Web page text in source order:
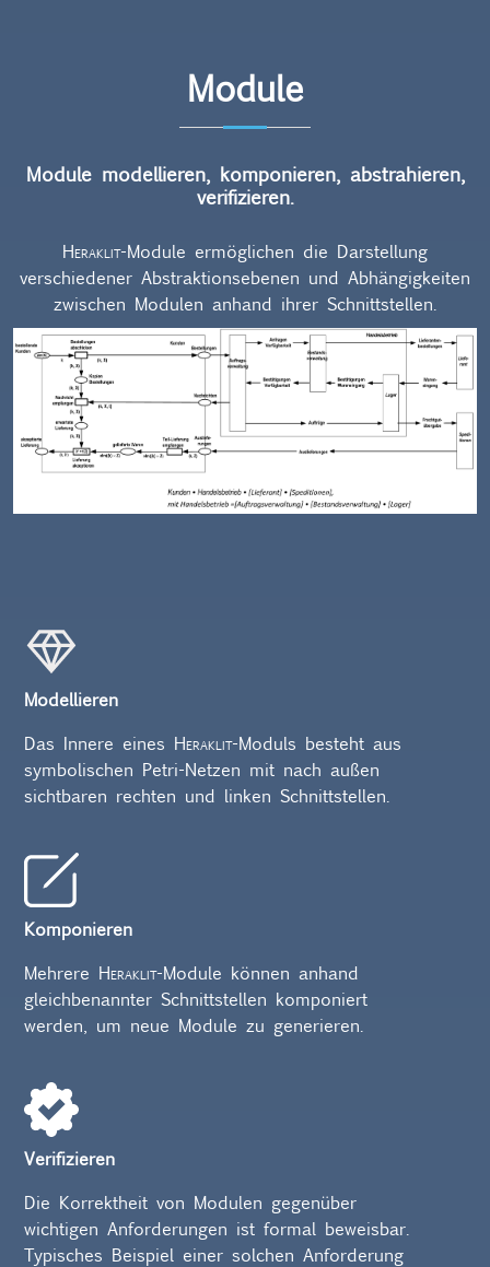
Module
Module modellieren, komponieren, abstrahieren,
verifizieren.
Heraklit-Module ermöglichen die Darstellung
verschiedener Abstraktionsebenen und Abhängigkeiten
zwischen Modulen anhand ihrer Schnittstellen.
Modellieren
Das Innere eines Heraklit-Moduls besteht aus
symbolischen Petri-Netzen mit nach außen
sichtbaren rechten und linken Schnittstellen.
Komponieren
Mehrere Heraklit-Module können anhand
gleichbenannter Schnittstellen komponiert
werden, um neue Module zu generieren.
Verifizieren
Die Korrektheit von Modulen gegenüber
wichtigen Anforderungen ist formal beweisbar.
Typisches Beispiel einer solchen Anforderung